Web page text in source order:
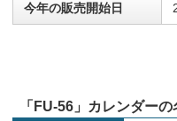
今年の販売開始日
「FU-56」カレンダー